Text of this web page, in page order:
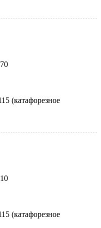
(катафорезное
(катафорезное